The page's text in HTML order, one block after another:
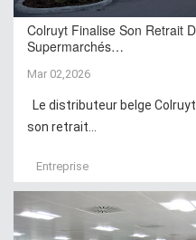
Colruyt Finalise Son Retrait
Supermarchés…
Mar 02,2026
Le distributeur belge
son retrait...
Entreprise